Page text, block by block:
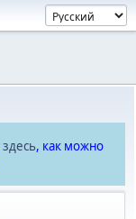
здесь, как можно